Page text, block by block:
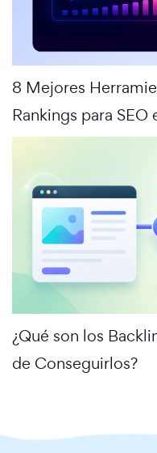
8 Mejores
Rankings para
¿Qué son los
de Conseguirlos?